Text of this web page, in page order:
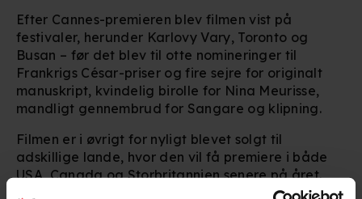
Efter Cannes-premieren blev filmen vist på
festivaler, herunder Karlovy Vary, Toronto og
Busan – før det blev til otte nomineringer til
Frankrigs César-priser og fire sejre for originalt
manuskript, kvindelig birolle for Nina Meurisse,
mandligt gennembrud for Sangare og klipning.
Filmen er i øvrigt for nyligt blevet solgt til
adskillige lande, hvor den vil få premiere i både
USA, CanadaogStorbritanniensenere på året.